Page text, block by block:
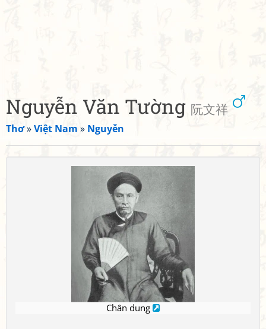
Nguyễn Văn Tường 阮文祥
Thơ»Việt Nam » Nguyễn
Chân dung